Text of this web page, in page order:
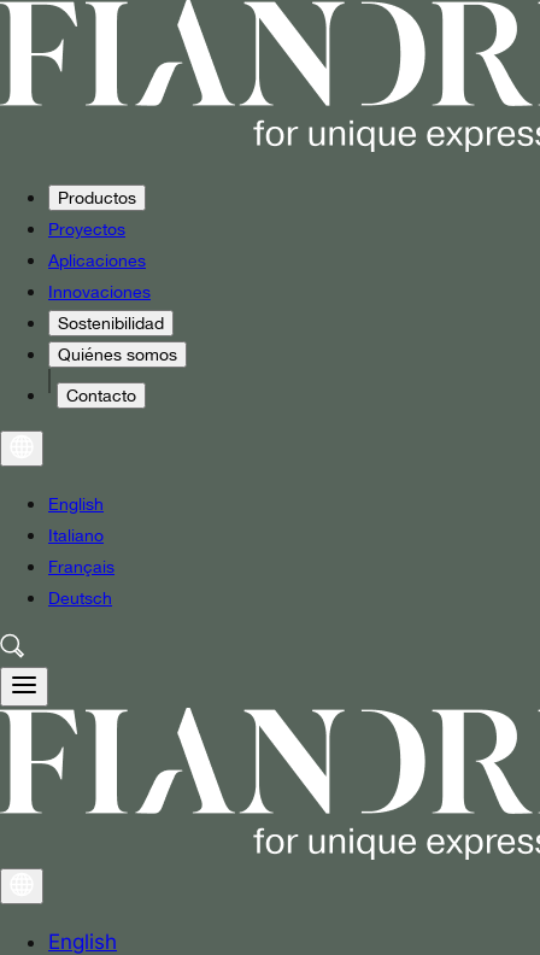
Productos
Proyectos
Aplicaciones
Innovaciones
Sostenibilidad
Quiénes somos
Contacto
English
Italiano
Français
Deutsch
English